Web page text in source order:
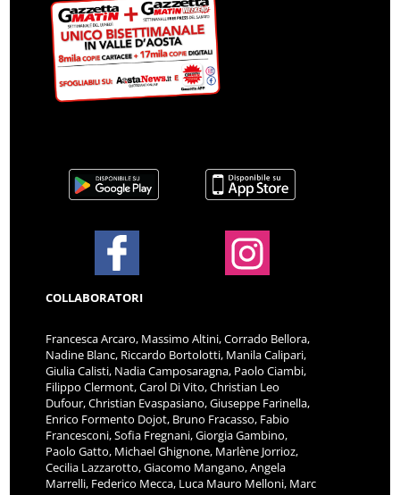
COLLABORATORI
Francesca Arcaro, Massimo Altini, Corrado Bellora,
Nadine Blanc, Riccardo Bortolotti, Manila Calipari,
Giulia Calisti, Nadia Camposaragna, Paolo Ciambi,
Filippo Clermont, Carol Di Vito, Christian Leo
Dufour, Christian Evaspasiano, Giuseppe Farinella,
Enrico Formento Dojot, Bruno Fracasso, Fabio
Francesconi, Sofia Fregnani, Giorgia Gambino,
Paolo Gatto, Michael Ghignone, Marlène Jorrioz,
Cecilia Lazzarotto, Giacomo Mangano, Angela
Marrelli, Federico Mecca, Luca Mauro Melloni, Marc